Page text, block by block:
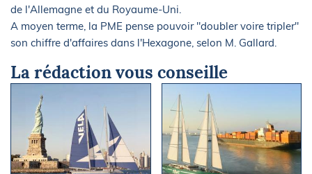
de l'Allemagne et du Royaume-Uni.
A moyen terme, la PME pense pouvoir "doubler voire tripler"
son chiffre d'affaires dans l'Hexagone, selon M. Gallard.
La rédaction vous conseille